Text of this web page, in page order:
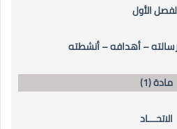
الأول
رسالته – أهدافه – أنشطته
مادة (1)
الاتحـــاد